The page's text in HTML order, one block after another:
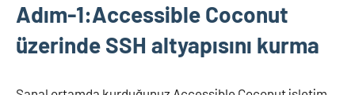
Adım-1:Accessible Coconut
üzerinde SSH altyapısını kurma